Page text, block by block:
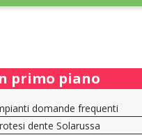
primo piano
domande frequenti
dente Solarussa